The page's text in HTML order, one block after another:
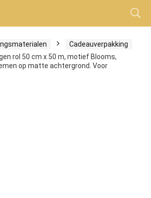
Cadeauverpakking
rol 50 cm x 50 m, motief Blooms,
op matte achtergrond. Voor